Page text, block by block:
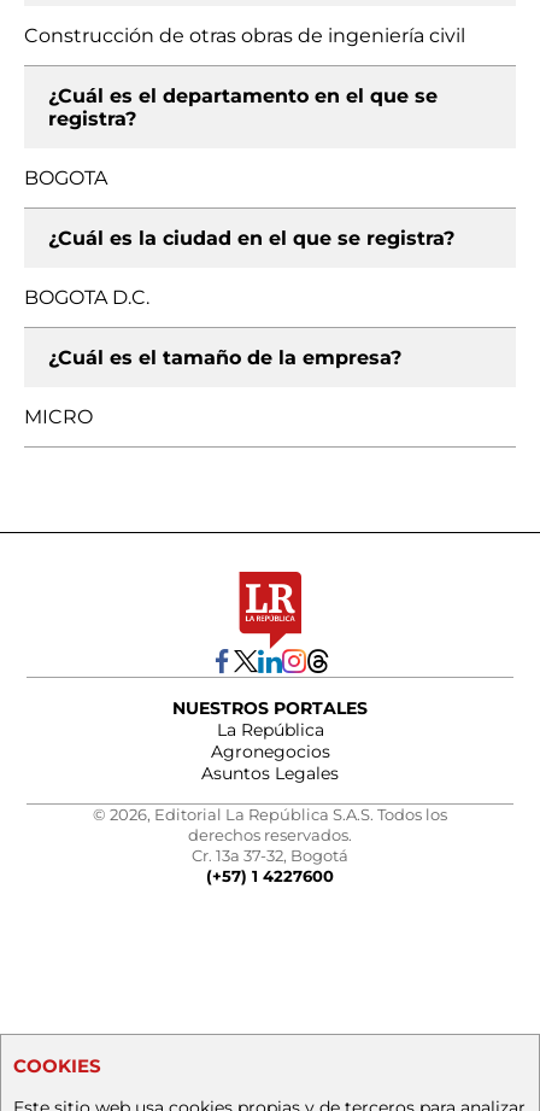
Construcción de otras obras de ingeniería civil
¿Cuál es el departamento en el que se
registra?
BOGOTA
¿Cuál es la ciudad en el que se registra?
BOGOTA D.C.
¿Cuál es el tamaño de la empresa?
MICRO
NUESTROS PORTALES
La República
Agronegocios
Asuntos Legales
© 2026, Editorial La República S.A.S. Todos los
derechos reservados.
Cr. 13a 37-32, Bogotá
(+57) 1 4227600
COOKIES